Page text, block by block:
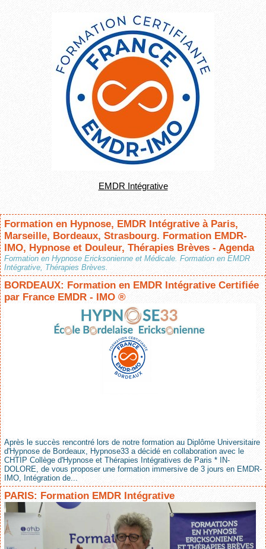
EMDR Intégrative
Formation en Hypnose, EMDR Intégrative à Paris,
Marseille, Bordeaux, Strasbourg. Formation EMDR-
IMO, Hypnose et Douleur, Thérapies Brèves - Agenda
Formation en Hypnose Ericksonienne et Médicale. Formation en EMDR
Intégrative, Thérapies Brèves.
BORDEAUX: Formation en EMDR Intégrative Certifiée
par France EMDR - IMO ®
Après le succès rencontré lors de notre formation au Diplôme Universitaire
d'Hypnose de Bordeaux, Hypnose33 a décidé en collaboration avec le
CHTIP Collège d'Hypnose et Thérapies Intégratives de Paris * IN-
DOLORE, de vous proposer une formation immersive de 3 jours en EMDR-
IMO, Intégration de...
PARIS: Formation EMDR Intégrative